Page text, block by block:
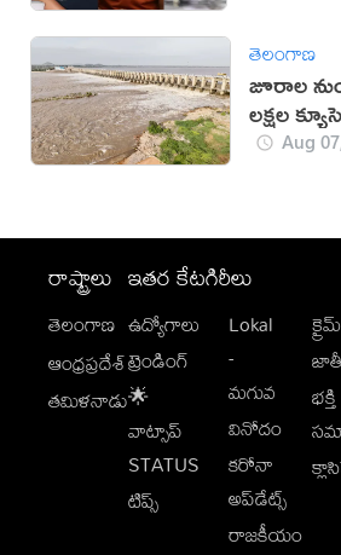
తెలంగాణ
జూరాల
లక్షల
Aug
రాష్ట్రాలు
తెలంగాణ
ఆంధ్రప్రదేశ్
తమిళనాడు
ఇతర కేటగిరీలు
ఉద్యోగాలు
ట్రెండింగ్
🌟
వాట్సాప్
STATUS
టిప్స్
Lokal
-
మగువ
వినోదం
కరోనా
అప్‌డేట్స్
రాజకీయం
క్రైమ్
భక్తి